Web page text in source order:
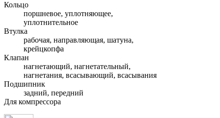
Кольцо
поршневое, уплотняющее,
уплотнительное
Втулка
рабочая, направляющая, шатуна,
крейцкопфа
Клапан
нагнетающий, нагнетательный,
нагнетания, всасывающий, всасывания
Подшипник
задний, передний
Для компрессора